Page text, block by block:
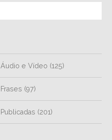
Áudio e Vídeo (125)
Frases (97)
Publicadas (201)